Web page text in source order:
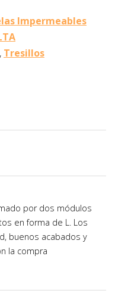
Impermeables
, Tresillos
por dos módulos
en forma de L. Los
buenos acabados y
la compra